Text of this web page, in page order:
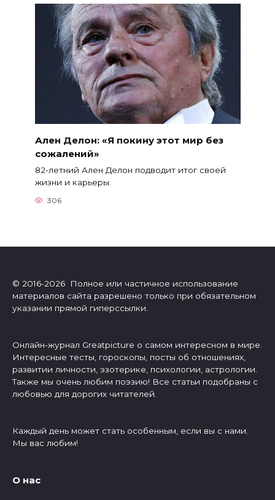
Ален Делон: «Я покину этот мир без
сожалений»
82-летний Ален Делон подводит итог своей
жизни и карьеры.
306
© 2016-2026 Полное или частичное использование
материалов сайта разрешено только при обязательном
указании прямой гиперссылки.
Онлайн-журнал Greatpicture о самом интересном в мире.
Интересные тесты, гороскопы, посты об отношениях,
развитии личности, эзотерике, психологии, астрологии.
Также мы очень любим поэзию! Все статьи подобраны с
любовью для дорогих читателей.
Каждый день может стать особенным, если вы с нами.
Мы вас любим!
О нас